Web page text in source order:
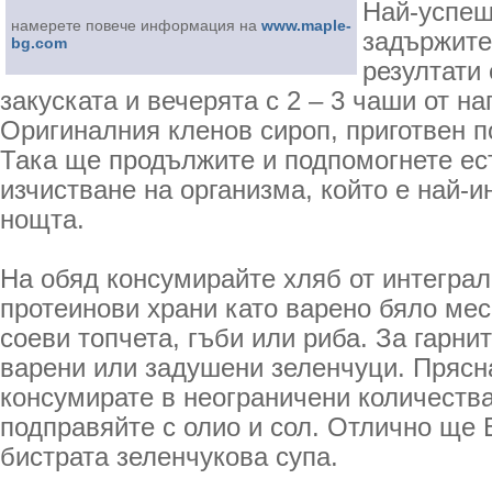
намерете повече информация на www.maple-
bg.com
Най-
закуската и вечерята с 2 – 3 чаши от
Оригиналния кленов сироп, приготвен
Така ще продължите и подпомогнете
изчистване на организма, който е най-
нощта.
На обяд консумирайте хляб от
протеинови храни като варено бяло
соеви топчета, гъби или риба. За
варени или задушени зеленчуци.
консумирате в неограничени
подправяйте с олио и сол. Отлично ще
бистрата зеленчукова супа.